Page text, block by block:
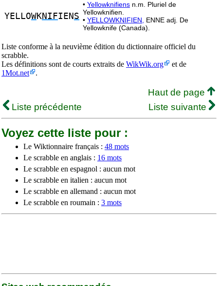
YELLOWKNIFIEN S
• Yellowknifiens n.m. Pluriel de
Yellowknifien.
• YELLOWKNIFIEN,
ENNE adj. De
Yellowknife (Canada).
Liste conforme à la neuvième édition du dictionnaire officiel du
scrabble.
Les définitions sont de courts extraits de WikWik.org
et de
1Mot.net
.
Haut de page
Liste précédente
Liste suivante
Voyez cette liste pour :
Le Wiktionnaire français : 48 mots
Le scrabble en anglais : 16 mots
Le scrabble en espagnol : aucun mot
Le scrabble en italien : aucun mot
Le scrabble en allemand : aucun mot
Le scrabble en roumain : 3 mots